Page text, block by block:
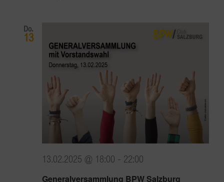
Do.
13
Generalversammlung BPW Salzburg
13.02.2025 @ 18:00 - 22:00